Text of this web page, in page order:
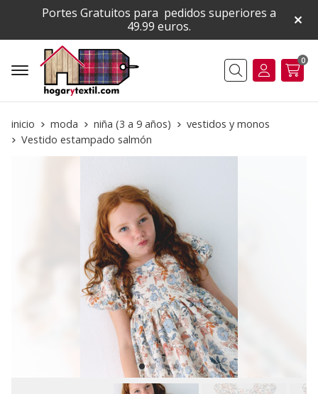
Portes Gratuitos para pedidos superiores a
49.99 euros.
Buscar
0
inicio moda niña (3 a 9 años)
vestidos y monos
Vestido estampado salmón